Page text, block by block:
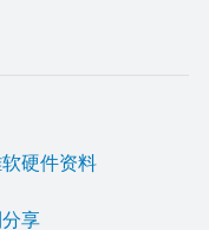
硬件资料
享